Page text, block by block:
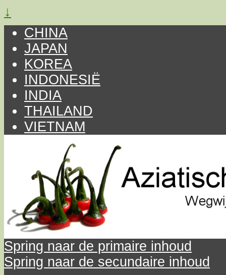
↓
CHINA
JAPAN
KOREA
INDONESIË
INDIA
THAILAND
VIETNAM
Spring naar de primaire inhoud
Spring naar de secundaire inhoud